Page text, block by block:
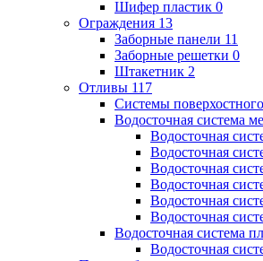
Шифер пластик 0
Ограждения 13
Заборные панели 11
Заборные решетки 0
Штакетник 2
Отливы 117
Системы
Водосточная система
Водосточная
Водосточная
Водосточная
Водосточная
Водосточная
Водосточная
Водосточная система
Водосточная